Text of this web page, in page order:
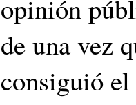
opinión
de una vez
consiguió